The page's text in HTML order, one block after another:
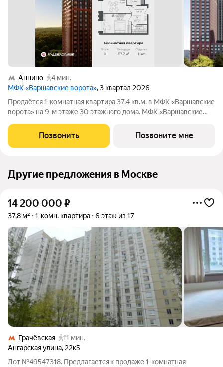
Аннино
4 мин.
МФК «Варшавские ворота», 3 квартал 2026
Продаётся 1-комнатная квартира 37.4 кв.м. в МФК «Варшавские
ворота» на 9-м этаже 30 этажного дома. МФК «Варшавские
и функциональностью, жизнью сегодня и устойчивым
будущим. Коротко о важном:
Позвонить Позвоните мне
Другие предложения в Москве
14 200 000 ₽
37,8 м² 1-комн. квартира 6 этаж из 17
Грачёвская
11 мин.
Ангарская улица, 22к5
Лот №49547318. Предлагается к продаже 1-комнатная